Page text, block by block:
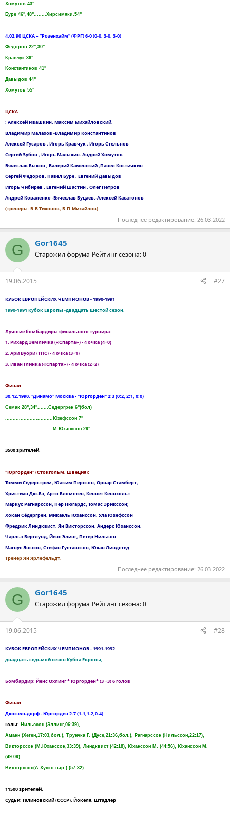
Хомутов 43"
Буре 46",48"........Хирсимяки.54"
4.02.90 ЦСКА – “Розенхайм” (ФРГ) 6-0 (0-0, 3-0, 3-0)
Фёдоров 22",30"
Кравчук 36"
Константинов 41"
Давыдов 44"
Хомутов 55"
ЦСКА
: Алексей Ивашкин, Максим Михайловский,
Владимир Малахов -Владимир Константинов
Алексей Гусаров , Игорь Кравчук , Игорь Стельнов
Сергей Зубов , Игорь Малыхин- Андрей Хомутов
Вячеслав Быков , Валерий Каменский ,Павел Костичкин
Сергей Федоров, Павел Буре , Евгений Давыдов
Игорь Чибирев , Евгений Шастин , Олег Петров
Андрей Коваленко -Вячеслав Буцаев.-Алексей Касатонов
(тренеры: В.В.Тихонов, Б.П.Михайлов):
Последнее редактирование: 26.03.2022
G Gor1645
Старожил форума Рейтинг сезона: 0
19.06.2015 #27
КУБОК ЕВРОПЕЙСКИХ ЧЕМПИОНОВ - 1990-1991
1990-1991 Кубок Европы -двадцать шестой сезон.
Лучшие бомбардиры финального турнира:
1. Рихард Земличка («Спарта») - 4 очка (4+0)
2, Ари Вуори (ТПС) - 4 очка (3+1)
3. Иван Глинка («Спарта») - 4 очка (2+2)
Финал.
30.12.1990. "Динамо" Москва - "Юргорден" 2:3 (0:2, 2:1, 0:0)
Семак 28",34".......Седергрен 6"(бол)
...............................Юзефссон 7"
...............................М.Юханссон 29"
3500 зрителей.
"Юргорден" (Стокгольм, Швеция):
Томми Сёдерстрём, Юаким Перссон; Орвар Стамберт,
Христиан Дю-Бэ, Арто Бломстен, Кеннет Кеннхольт
Маркус Рагнарссон, Пер Нюгардс, Томас Эрикссон;
Хокан Сёдергрен, Микаэль Юханссон, Ула Юзефссон
Фредрик Линдквист, Ян Викторссон, Андерс Юханссон,
Чарльз Берглунд, Йенс Элинг, Петер Нильсон
Магнус Янссон, Стефан Густавссон, Юхан Линдстед.
Тренер Ян Ярлефельдт.
Последнее редактирование: 26.03.2022
G Gor1645
Старожил форума Рейтинг сезона: 0
19.06.2015 #28
КУБОК ЕВРОПЕЙСКИХ ЧЕМПИОНОВ - 1991-1992
двадцать седьмой сезон Кубка Европы,
Бомбардир: Йенс Охлинг * Юргорден* (3 +3) 6 голов
Финал:
Дюссельдорф - Юргорден 2-7 (1-1,1-2,0-4)
Голы: Нильссон (Эллинг,06:39),
Аманн (Хеген,17:03,бол.), Трунчка Г. (Дусе,21:36,бол.), Рагнарссон (Нильссон,22:17),
Викторссон (М.Юханссон,33:39), Линдквист (42:18), Юханссон М. (44:56), Юханссон М.
(49:09),
Викторссон(А.Хуско вар.) (57:32).
11500 зрителей.
Судьи: Галиновский (СССР), Йокеля, Штадлер